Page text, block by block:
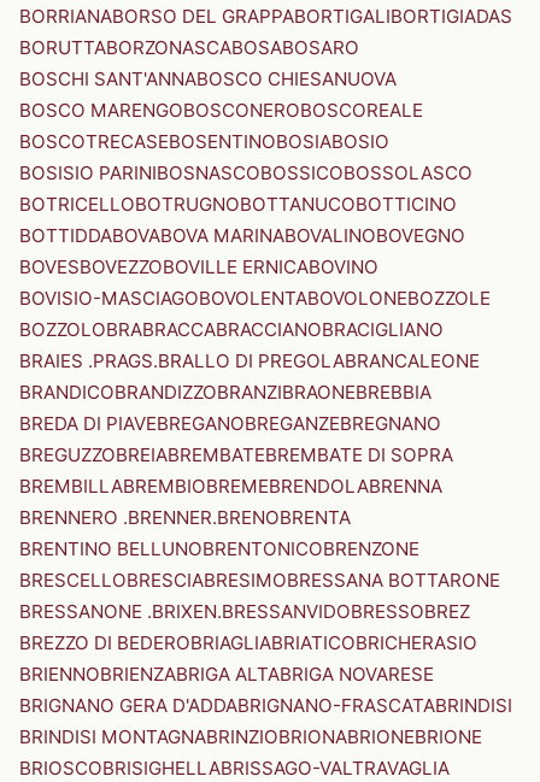
BORRIANABORSO DEL GRAPPABORTIGALIBORTIGIADAS
BORUTTABORZONASCABOSABOSARO
BOSCHI SANT'ANNABOSCO CHIESANUOVA
BOSCO MARENGOBOSCONEROBOSCOREALE
BOSCOTRECASEBOSENTINOBOSIABOSIO
BOSISIO PARINIBOSNASCOBOSSICOBOSSOLASCO
BOTRICELLOBOTRUGNOBOTTANUCOBOTTICINO
BOTTIDDABOVABOVA MARINABOVALINOBOVEGNO
BOVESBOVEZZOBOVILLE ERNICABOVINO
BOVISIO-MASCIAGOBOVOLENTABOVOLONEBOZZOLE
BOZZOLOBRABRACCABRACCIANOBRACIGLIANO
BRAIES .PRAGS.BRALLO DI PREGOLABRANCALEONE
BRANDICOBRANDIZZOBRANZIBRAONEBREBBIA
BREDA DI PIAVEBREGANOBREGANZEBREGNANO
BREGUZZOBREIABREMBATEBREMBATE DI SOPRA
BREMBILLABREMBIOBREMEBRENDOLABRENNA
BRENNERO .BRENNER.BRENOBRENTA
BRENTINO BELLUNOBRENTONICOBRENZONE
BRESCELLOBRESCIABRESIMOBRESSANA BOTTARONE
BRESSANONE .BRIXEN.BRESSANVIDOBRESSOBREZ
BREZZO DI BEDEROBRIAGLIABRIATICOBRICHERASIO
BRIENNOBRIENZABRIGA ALTABRIGA NOVARESE
BRIGNANO GERA D'ADDABRIGNANO-FRASCATABRINDISI
BRINDISI MONTAGNABRINZIOBRIONABRIONEBRIONE
BRIOSCOBRISIGHELLABRISSAGO-VALTRAVAGLIA